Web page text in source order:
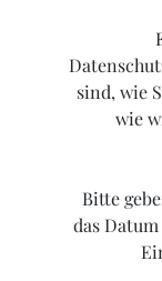
sind, wie
wie
Bitte
das